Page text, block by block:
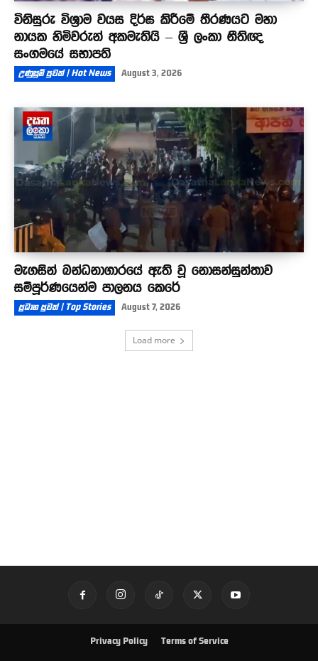
විනිසුරු විශ්‍රාම වයස දිර්ඝ කිරීමේ තීරණයට මහා
නායක හිමිවරුන් අකමැතියි – ශ්‍රී ලංකා නීතිඥ
සංගමයේ සභාපති
උණුසුම් පුවත් | Hot News August 3, 2026
මැගසින් බන්ධනාගාරයේ ඇති වූ නොසන්සුන්තාව
සම්පූර්ණයෙන්ම පාලනය කෙරේ
ප්‍රධාන පුවත් | Top Stories August 7, 2026
Load more
Privacy Policy Terms of Service